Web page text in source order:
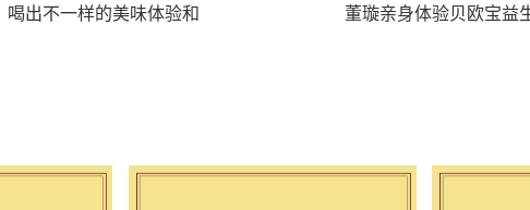
出不一样的美味体验和
董璇亲身体验贝欧宝益